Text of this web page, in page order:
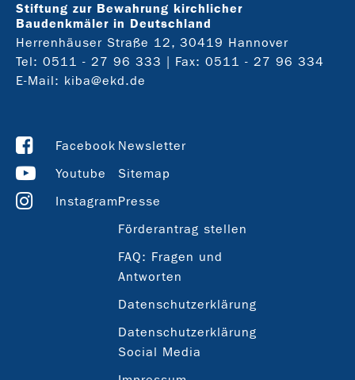
Stiftung zur Bewahrung kirchlicher
Baudenkmäler in Deutschland
Herrenhäuser Straße 12, 30419 Hannover
Tel: 0511 - 27 96 333
| Fax: 0511 - 27 96 334
E-Mail: kiba@ekd.de
Facebook
Youtube
Instagram
Newsletter
Sitemap
Presse
Förderantrag stellen
FAQ: Fragen und
Antworten
Datenschutzerklärung
Datenschutzerklärung
Social Media